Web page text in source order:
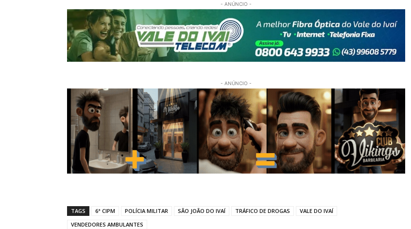
- ANÚNCIO -
- ANÚNCIO -
TAGS 6ª CIPM POLÍCIA MILITAR SÃO JOÃO DO IVAÍ TRÁFICO DE DROGAS
VALE DO IVAÍ
VENDEDORES AMBULANTES